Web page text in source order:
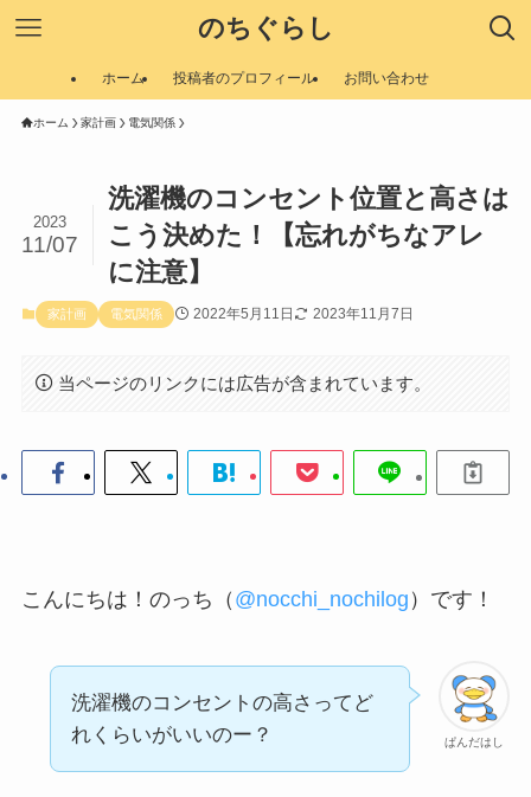
のちぐらし
ホーム 投稿者のプロフィール お問い合わせ
ホーム 家計画 電気関係
洗濯機のコンセント位置と高さは
こう決めた！【忘れがちなアレ
に注意】
2023
11/07
家計画 電気関係 2022年5月11日 2023年11月7日
当ページのリンクには広告が含まれています。
こんにちは！のっち（ @nocchi_nochilog ）です！
ぱんだはし
洗濯機のコンセントの高さってど
れくらいがいいのー？